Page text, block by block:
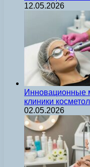
12.05.2026
Инновационные
клиники
02.05.2026